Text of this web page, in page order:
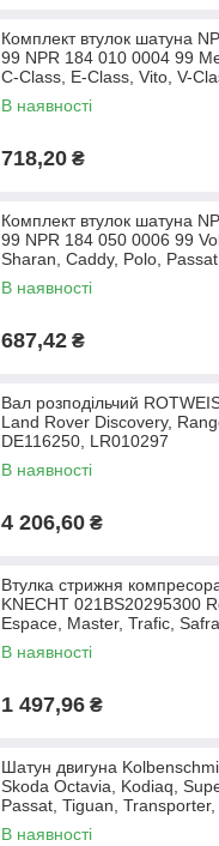
Комплект втулок шатуна
99 NPR 184 010 0004 99
C-Class, E-Class, Vito, V-
В наявності
718,20 ₴
Комплект втулок шатуна
99 NPR 184 050 0006 99
Sharan, Caddy, Polo,
A6,
В наявності
687,42 ₴
Вал розподільчий
Land Rover Discovery,
DE116250, LR010297
В наявності
4 206,60 ₴
Втулка стрижня
KNECHT 021BS20295300
Espace, Master, Trafic,
Movano;
В наявності
1 497,96 ₴
Шатун двигуна
Skoda Octavia, Kodiaq,
Passat, Tiguan, Transporter,
В наявності